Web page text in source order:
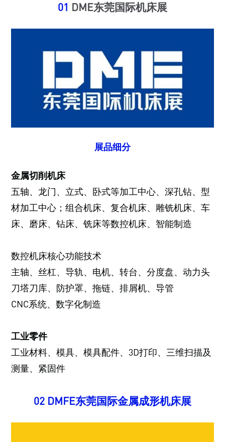
01 DME东莞国际机床展
展品细分
金属切削机床
五轴、龙门、立式、卧式等加工中心、深孔钻、型
材加工中心；组合机床、复合机床、雕铣机床、车
床、磨床、钻床、铣床等数控机床、智能制造
数控机床核心功能技术
主轴、丝杠、导轨、电机、转台、分度盘、动力头
刀塔刀库、防护罩、拖链、排屑机、导管
CNC系统、数字化制造
工业零件
工业材料、模具、模具配件、3D打印、三维扫描及
测量、紧固件
02 DMFE东莞国际金属成形机床展